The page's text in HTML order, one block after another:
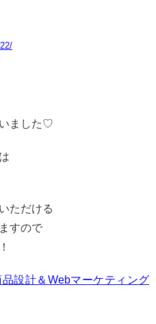
ました♡
ただける
すので
設計＆Webマーケティング